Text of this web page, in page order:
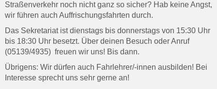
Straßenverkehr noch nicht ganz so sicher? Hab keine Angst,
wir führen auch Auffrischungsfahrten durch.
Das Sekretariat ist dienstags bis donnerstags von 15:30 Uhr
bis 18:30 Uhr besetzt. Über deinen Besuch oder Anruf
(05139/4935) freuen wir uns! Bis dann.
Übrigens: Wir dürfen auch Fahrlehrer/-innen ausbilden! Bei
Interesse sprecht uns sehr gerne an!